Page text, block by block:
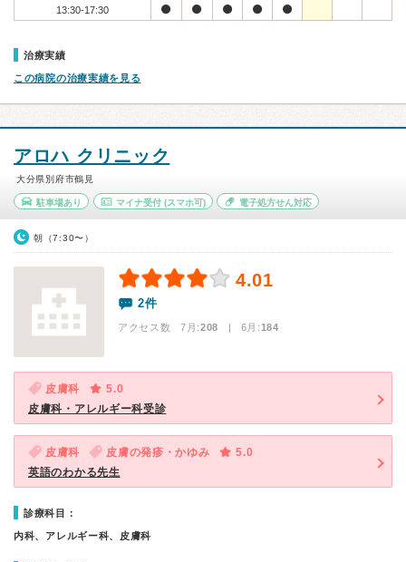
13:30-17:30
治療実績
この病院の治療実績を見る
アロハ クリニック
大分県別府市鶴見
駐車場あり マイナ受付(スマホ可) 電子処方せん対応
朝（7:30〜）
4.01
2件
アクセス数 7月:208 | 6月:184
皮膚科
5.0
皮膚科・アレルギー科受診
皮膚科 皮膚の発疹・かゆみ
5.0
英語のわかる先生
診療科目：
内科、アレルギー科、皮膚科